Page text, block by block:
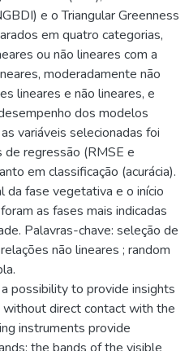
e o Triangular Greenness
em quatro categorias,
ou não lineares com a
moderadamente não
lineares e não lineares, e
dos modelos
variáveis selecionadas foi
regressão (RMSE e
em classificação (acurácia).
da fase vegetativa e o início
as fases mais indicadas
Palavras-chave: seleção de
não lineares ; random
possibility to provide insights
without direct contact with the
instruments provide